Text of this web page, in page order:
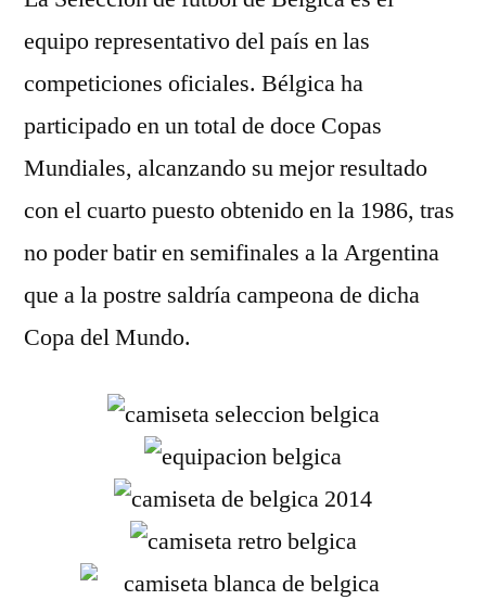
equipo representativo del país en las
competiciones oficiales. Bélgica ha
participado en un total de doce Copas
Mundiales, alcanzando su mejor resultado
con el cuarto puesto obtenido en la 1986, tras
no poder batir en semifinales a la Argentina
que a la postre saldría campeona de dicha
Copa del Mundo.